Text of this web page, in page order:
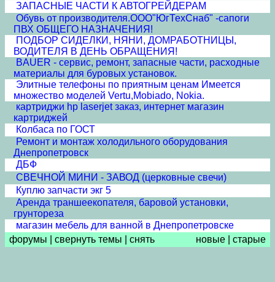
ЗАПАСНЫЕ ЧАСТИ К АВТОГРЕЙДЕРАМ
Обувь от производителя.ООО"ЮгТехСнаб" -сапоги
ПВХ ОБЩЕГО НАЗНАЧЕНИЯ!
ПОДБОР СИДЕЛКИ, НЯНИ, ДОМРАБОТНИЦЫ,
ВОДИТЕЛЯ В ДЕНЬ ОБРАЩЕНИЯ!
BAUER - сервис, ремонт, запасные части, расходные
материалы для буровых установок.
Элитные телефоны по приятным ценам Имеется
множество моделей Vertu,Mobiado, Nokia.
картриджи hp laserjet заказ, интернет магазин
картриджей
Колбаса по ГОСТ
Ремонт и монтаж холодильного оборудования
Днепропетровск
ДБФ
СВЕЧНОЙ МИНИ - ЗАВОД (церковные свечи)
Куплю запчасти экг 5
Аренда траншеекопателя, баровой установки,
грунтореза
магазин мебель для ванной в Днепропетровске
форумы
свернуть темы снять новые старые